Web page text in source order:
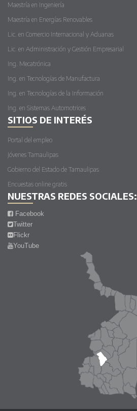
Maestría en Ingeniería
Maestría en Energías Renovables
Lic. en Comercio Internacional y Aduanas
Lic. en Administración y Gestión Empresarial
Ing. Mecatrónica
Ing. en Tecnologías de Manufactura
Ing. en Tecnologías de la Información
Ing. en Sistemas Automotrices
SITIOS DE INTERÉS
Portal del empleo
Jóvenes Tamaulipas
Gobierno del Estado de Tamaulipas
Encuestas online gratis
NUESTRAS REDES SOCIALES:
Facebook
Twitter
Flickr
YouTube